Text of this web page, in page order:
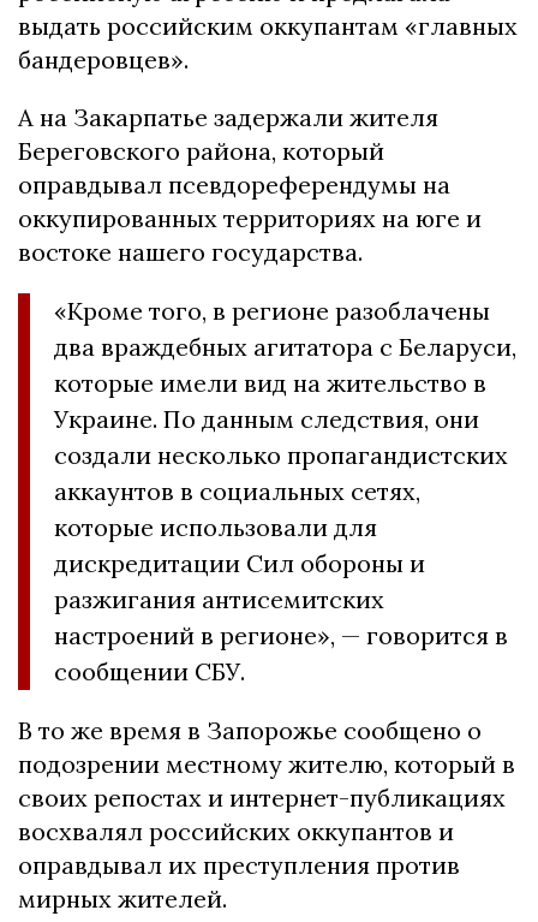
выдать российским оккупантам «главных
бандеровцев».
А на Закарпатье задержали жителя
Береговского района, который
оправдывал псевдореферендумы на
оккупированных территориях на юге и
востоке нашего государства.
«Кроме того, в регионе разоблачены
два враждебных агитатора с Беларуси,
которые имели вид на жительство в
Украине. По данным следствия, они
создали несколько пропагандистских
аккаунтов в социальных сетях,
которые использовали для
дискредитации Сил обороны и
разжигания антисемитских
настроений в регионе», — говорится в
сообщении СБУ.
В то же время в Запорожье сообщено о
подозрении местному жителю, который в
своих репостах и интернет-публикациях
восхвалял российских оккупантов и
оправдывал их преступления против
мирных жителей.